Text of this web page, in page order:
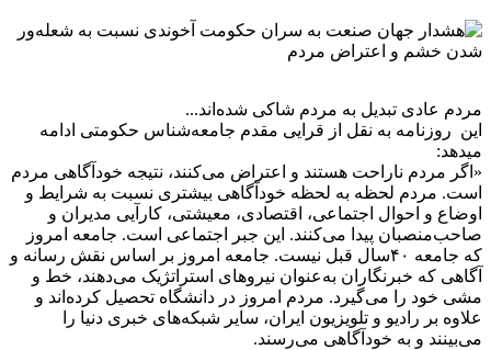
مردم عادی تبدیل به مردم شاکی شده‌اند...
این روزنامه به نقل از قرایی مقدم جامعه‌شناس حکومتی ادامه‌
میدهد:
«اگر مردم ناراحت هستند و اعتراض می‌کنند، نتیجه خودآگاهی مردم
است. مردم لحظه به لحظه خودآگاهی بیشتری نسبت به شرایط و
اوضاع و احوال اجتماعی، اقتصادی، معیشتی، کارآیی مدیران و
صاحب‌منصبان پیدا می‌کنند. این جبر اجتماعی است. جامعه امروز
که جامعه ۴۰سال قبل نیست. جامعه امروز بر اساس نقش رسانه و
آگاهی که خبرنگاران به‌عنوان نیروهای استراتژیک می‌دهند، خط و
مشی خود را می‌گیرد. مردم امروز در دانشگاه تحصیل کرده‌اند و
علاوه بر رادیو و تلویزیون ایران، سایر شبکه‌های خبری دنیا را
می‌بینند و به خودآگاهی می‌رسند.